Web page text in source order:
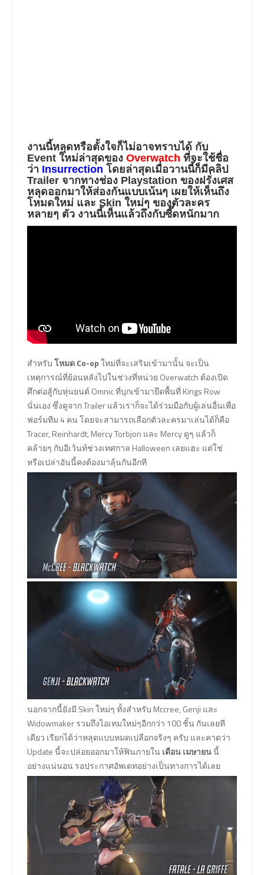
งานนี้หลุดหรือตั้งใจก็ไม่อาจทราบได้ กับ
Event ใหม่ล่าสุดของ Overwatch ที่จะใช้ชื่อ
ว่า Insurrection โดยล่าสุดเมื่อวานนี้ก็มีคลิป
Trailer จากทางช่อง Playstation ของฝรั่งเศส
หลุดออกมาให้ส่องกันแบบเน้นๆ เผยให้เห็นถึง
โหมดใหม่ และ Skin ใหม่ๆ ของตัวละคร
หลายๆ ตัว งานนี้เห็นแล้วถึงกับซี๊ดหนักมาก
สำหรับโหมด Co-opใหม่ที่จะเสริมเข้ามานั้น จะเป็น
เหตุการณ์ที่ย้อนหลังไปในช่วงที่หน่วย Overwatch ต้องเปิด
ศึกต่อสู้กับหุ่นยนต์ Omnic ที่บุกเข้ามายึดพื้นที่ Kings Row
นั่นเอง ซึ่งดูจาก Trailer แล้วเราก็จะได้ร่วมมือกับผู้เล่นอื่นเพื่อ
ฟอร์มทีม 4 คน โดยจะสามารถเลือกตัวละครมาเล่นได้ก็คือ
Tracer, Reinhardt, Mercy Torbjon และ Mercy ดูๆ แล้วก็
คล้ายๆ กับอีเว้นท์ช่วงเทศกาล Halloween เลยแฮะ แต่ใช่
หรือเปล่าอันนี้คงต้องมาลุ้นกันอีกที
นอกจากนี้ยังมี Skin ใหม่ๆ ทั้งสำหรับ Mccree, Genji และ
Widowmaker รวมถึงไอเทมใหม่ๆอีกกว่า 100 ชิ้น กันเลยที
เดียว เรียกได้ว่าหลุดแบบหมดเปลือกจริงๆ ครับ และคาดว่า
Update นี้จะปล่อยออกมาให้ฟินภายใน เดือน เมษายนนี้
อย่างแน่นอน รอประกาศอัพเดทอย่างเป็นทางการได้เลย